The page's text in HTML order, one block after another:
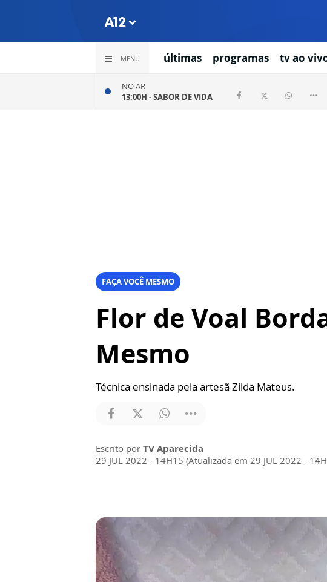
MENU últimas programas tv ao
NO AR
13:00H -SABOR DE VIDA
FAÇA VOCÊ MESMO
Flor de Voal
Mesmo
Técnica ensinada pela artesã Zilda Mateus.
Escrito por TV Aparecida
29 JUL 2022 - 14H15 (Atualizada em 29 JUL 2022 -